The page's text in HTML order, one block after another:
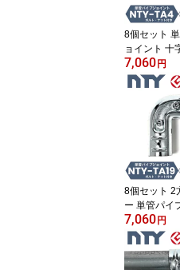
8個セット
ョイント 十
8.6mm用
ス 接続金具
ランプ 後付
サイクルポ
7,060 円
8個セット 2
ー 単管パイ
Φ48.6mm L
ト 90度 端
金具 端末保
ランプ 柵 フ
7,060 円